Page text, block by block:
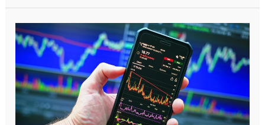
mi
gestión
de
inventario?